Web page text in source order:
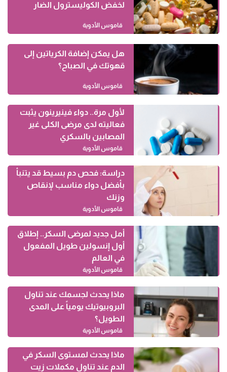
لخفض الكوليسترول الضار
قاموس الأدوية
هل يمكن إضافة الكرياتين إلى
قهوتك في الصباح؟
قاموس الأدوية
لأول مرة.. دواء فينيرينون يثبت
فعاليته لدى مرضى الكلى غير
المصابين بالسكري
قاموس الأدوية
دراسة: فحص دم بسيط قد يتنبأ
بأفضل دواء مناسب لإنقاص
وزنك
قاموس الأدوية
أمل جديد لمرضى السكر.. إطلاق
أول إنسولين طويل المفعول
في العالم
قاموس الأدوية
ماذا يحدث لجسمك عند تناول
البروبيوتيك يومياً على المدى
الطويل؟
قاموس الأدوية
ماذا يحدث لمستوى السكر في
الدم عند تناول مكملات زيت